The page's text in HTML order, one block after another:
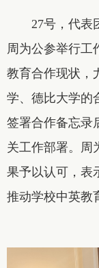
27号，代表
周为公参举行工
教育合作现状，
学、德比大学的
签署合作备忘录
关工作部署。周
果予以认可，表
推动学校中英教